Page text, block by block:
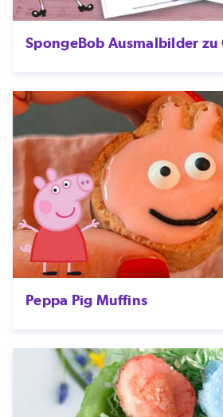
SpongeBob Ausmalbilder zu
Peppa Pig Muffins